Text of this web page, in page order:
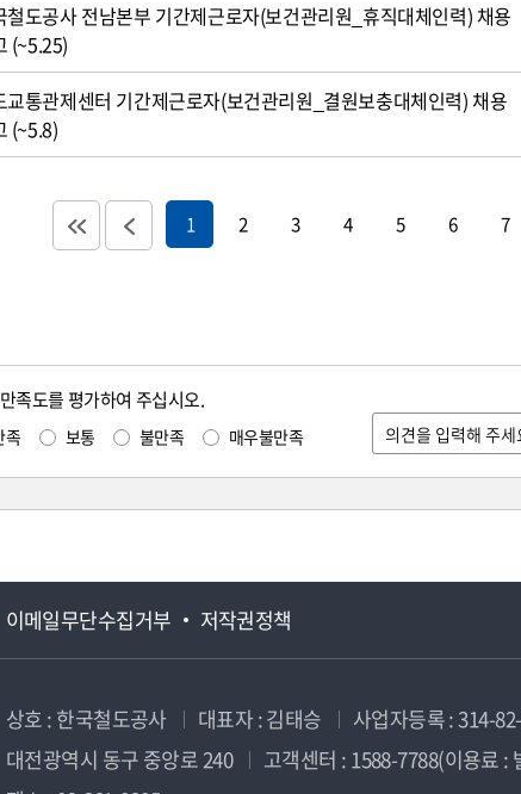
철도공사 전남본부 기간제근로자(보건관리원_휴직대체인력) 채용
(~5.25)
교통관제센터 기간제근로자(보건관리원_결원보충대체인력) 채용
(~5.8)
1 2 3 4 5 6 7
족도를 평가하여 주십시오.
족 보통 불만족 매우불만족
이메일무단수집거부 저작권정책
상호 : 한국철도공사 대표자 : 김태승 사업자등록 : 314-
대전광역시 동구 중앙로 240
고객센터 : 1588-7788(이용료 :